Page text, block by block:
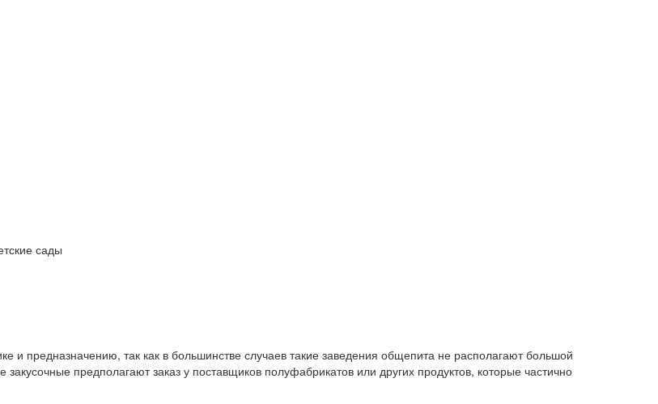
сады
и предназначению, так как в большинстве случаев такие заведения общепита не располагают большой
предполагают заказ у поставщиков полуфабрикатов или других продуктов, которые частично